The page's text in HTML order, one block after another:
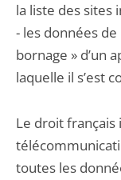
la liste des sites
- les données
bornage » d’un
laquelle il s’est
Le droit
toutes les